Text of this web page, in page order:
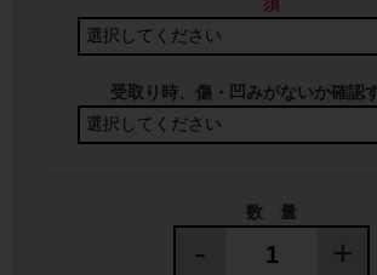
受取り時、傷・凹みがないか確認
数 量
- +